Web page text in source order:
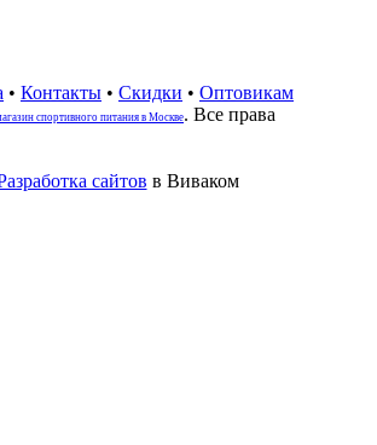
• Контакты • Скидки • Оптовикам
спортивного питания в Москве. Все права
сайтов в Виваком